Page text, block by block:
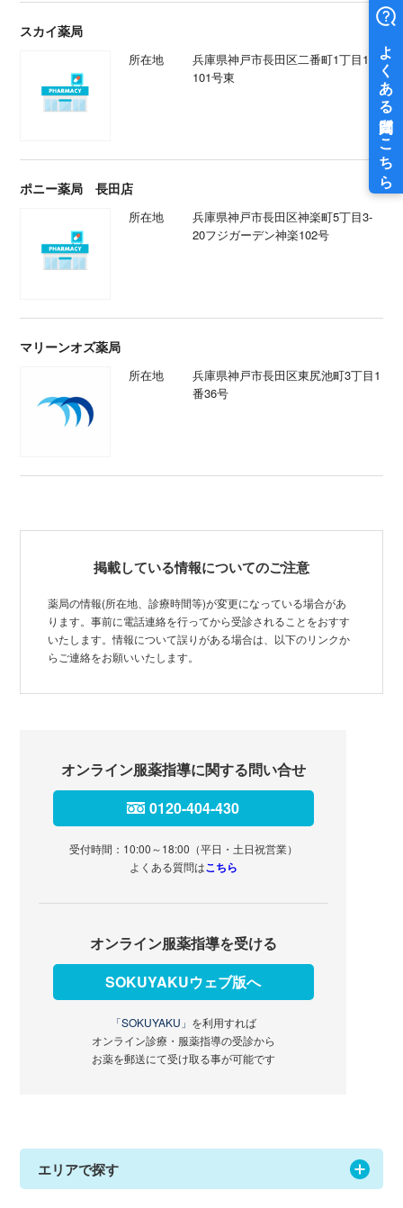
スカイ薬局
所在地
兵庫県神戸市長田区二番町1丁目1
101号東
ポニー薬局 長田店
所在地
兵庫県神戸市長田区神楽町5丁目3-
20フジガーデン神楽102号
マリーンオズ薬局
所在地
兵庫県神戸市長田区東尻池町3丁目1
番36号
掲載している情報についてのご注意
薬局の情報(所在地、診療時間等)が変更になっている場合があ
ります。事前に電話連絡を行ってから受診されることをおすす
いたします。情報について誤りがある場合は、以下のリンクか
らご連絡をお願いいたします。
オンライン服薬指導に関する問い合せ
0120-404-430
受付時間：10:00～18:00（平日・土日祝営業）
よくある質問はこちら
オンライン服薬指導を受ける
SOKUYAKUウェブ版へ
「SOKUYAKU」 を利用すれば
オンライン診療・服薬指導の受診から
お薬を郵送にて受け取る事が可能です
エリアで探す